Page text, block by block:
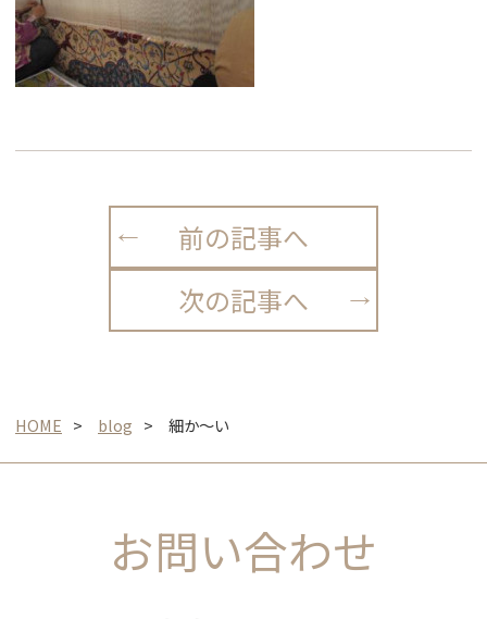
前の記事へ
次の記事へ
HOME blog 細か〜い
お問い合わせ